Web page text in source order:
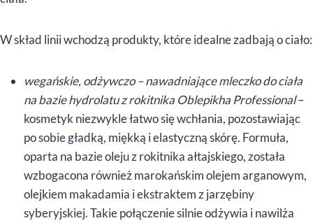
W skład linii wchodzą produkty, które idealne zadbają o ciało:
wegańskie, odżywczo – nawadniające mleczko do ciała
na bazie hydrolatu z rokitnika Oblepikha Professional–
kosmetyk niezwykle łatwo się wchłania, pozostawiając
po sobie gładką, miękką i elastyczną skórę. Formuła,
oparta na bazie oleju z rokitnika ałtajskiego, została
wzbogacona również marokańskim olejem arganowym,
olejkiem makadamia i ekstraktem z jarzębiny
syberyjskiej. Takie połączenie silnie odżywia i nawilża